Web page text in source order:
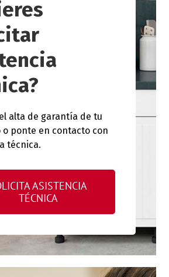
alta de garantía de tu
o ponte en contacto con
técnica.
ASISTENCIA
TÉCNICA